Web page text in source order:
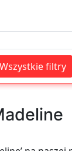
Wszystkie filtry